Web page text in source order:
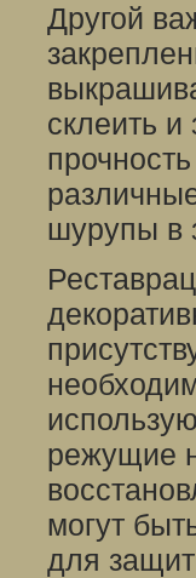
Другой
склеить и
шурупы в
режущие
могут
для